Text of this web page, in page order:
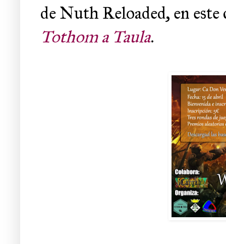
de Nuth Reloaded, en este
Tothom a Taula.